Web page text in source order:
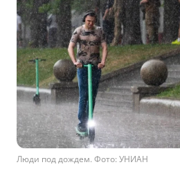
Люди под дождем. Фото: УНИАН